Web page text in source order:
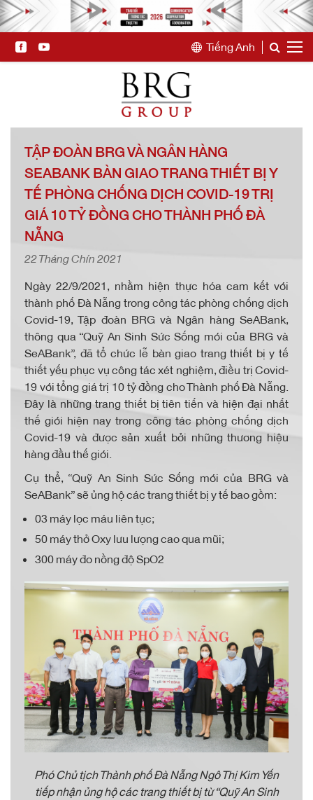
Tiếng Anh
TẬP ĐOÀN BRG VÀ NGÂN HÀNG
SEABANK BÀN GIAO TRANG THIẾT BỊ Y
TẾ PHÒNG CHỐNG DỊCH COVID-19 TRỊ
GIÁ 10 TỶ ĐỒNG CHO THÀNH PHỐ ĐÀ
NẴNG
22 Tháng Chín 2021
Ngày 22/9/2021, nhằm hiện thực hóa cam kết với
thành phố Đà Nẵng trong công tác phòng chống dịch
Covid-19, Tập đoàn BRG và Ngân hàng SeABank,
thông qua “Quỹ An Sinh Sức Sống mới của BRG và
SeABank”, đã tổ chức lễ bàn giao trang thiết bị y tế
thiết yếu phục vụ công tác xét nghiệm, điều trị Covid-
19 với tổng giá trị 10 tỷ đồng cho Thành phố Đà Nẵng.
Đây là những trang thiết bị tiên tiến và hiện đại nhất
thế giới hiện nay trong công tác phòng chống dịch
Covid-19 và được sản xuất bởi những thương hiệu
hàng đầu thế giới.
Cụ thể, “Quỹ An Sinh Sức Sống mới của BRG và
SeABank” sẽ ủng hộ các trang thiết bị y tế bao gồm:
03 máy lọc máu liên tục;
50 máy thở Oxy lưu lượng cao qua mũi;
300 máy đo nồng độ SpO2
Phó Chủ tịch Thành phố Đà Nẵng Ngô Thị Kim Yến
tiếp nhận ủng hộ các trang thiết bị từ “Quỹ An Sinh